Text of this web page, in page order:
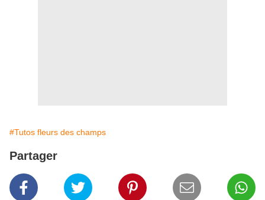
#Tutos fleurs des champs
Partager